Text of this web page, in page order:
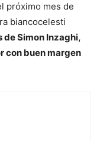
próximo mes de
biancocelesti
de Simon Inzaghi,
con buen margen